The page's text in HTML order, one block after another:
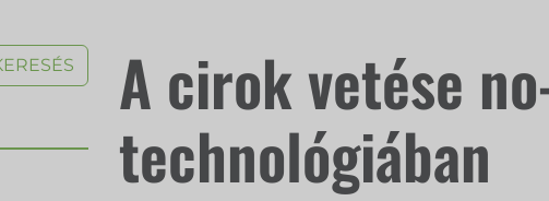
A cirok vetése
technológiában